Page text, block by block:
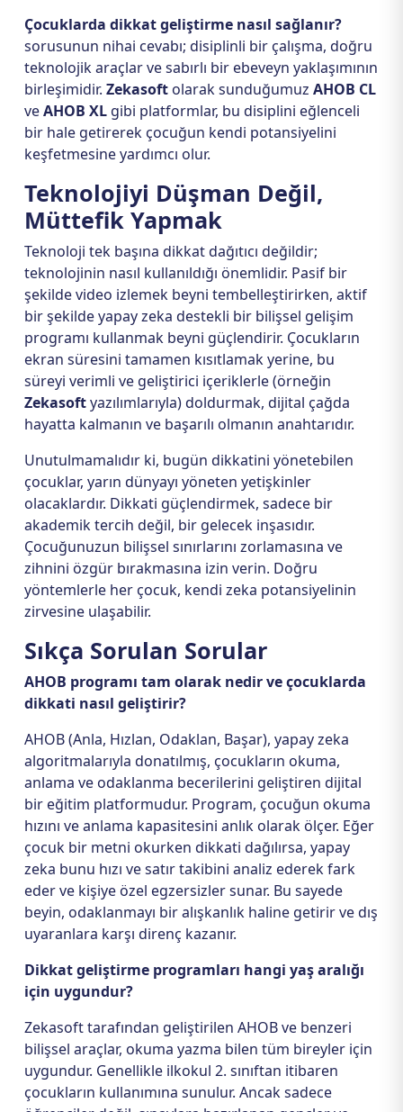
Çocuklarda dikkat geliştirme nasıl sağlanır?
sorusunun nihai cevabı; disiplinli bir çalışma, doğru
teknolojik araçlar ve sabırlı bir ebeveyn yaklaşımının
birleşimidir. Zekasoft olarak sunduğumuz AHOB CL
veAHOB XL gibi platformlar, bu disiplini eğlenceli
bir hale getirerek çocuğun kendi potansiyelini
keşfetmesine yardımcı olur.
Teknolojiyi Düşman Değil,
Müttefik Yapmak
Teknoloji tek başına dikkat dağıtıcı değildir;
teknolojinin nasıl kullanıldığı önemlidir. Pasif bir
şekilde video izlemek beyni tembelleştirirken, aktif
bir şekilde yapay zeka destekli bir bilişsel gelişim
programı kullanmak beyni güçlendirir. Çocukların
ekran süresini tamamen kısıtlamak yerine, bu
süreyi verimli ve geliştirici içeriklerle (örneğin
Zekasoftyazılımlarıyla) doldurmak, dijital çağda
hayatta kalmanın ve başarılı olmanın anahtarıdır.
Unutulmamalıdır ki, bugün dikkatini yönetebilen
çocuklar, yarın dünyayı yöneten yetişkinler
olacaklardır. Dikkati güçlendirmek, sadece bir
akademik tercih değil, bir gelecek inşasıdır.
Çocuğunuzun bilişsel sınırlarını zorlamasına ve
zihnini özgür bırakmasına izin verin. Doğru
yöntemlerle her çocuk, kendi zeka potansiyelinin
zirvesine ulaşabilir.
Sıkça Sorulan Sorular
AHOB programı tam olarak nedir ve çocuklarda
dikkati nasıl geliştirir?
AHOB (Anla, Hızlan, Odaklan, Başar), yapay zeka
algoritmalarıyla donatılmış, çocukların okuma,
anlama ve odaklanma becerilerini geliştiren dijital
bir eğitim platformudur. Program, çocuğun okuma
hızını ve anlama kapasitesini anlık olarak ölçer. Eğer
çocuk bir metni okurken dikkati dağılırsa, yapay
zeka bunu hızı ve satır takibini analiz ederek fark
eder ve kişiye özel egzersizler sunar. Bu sayede
beyin, odaklanmayı bir alışkanlık haline getirir ve dış
uyaranlara karşı direnç kazanır.
Dikkat geliştirme programları hangi yaş aralığı
için uygundur?
Zekasoft tarafından geliştirilen AHOB ve benzeri
bilişsel araçlar, okuma yazma bilen tüm bireyler için
uygundur. Genellikle ilkokul 2. sınıftan itibaren
çocukların kullanımına sunulur. Ancak sadece